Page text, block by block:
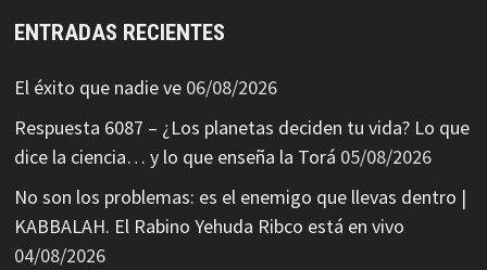
ENTRADAS RECIENTES
El éxito que nadie ve 06/08/2026
Respuesta 6087 – ¿Los planetas deciden tu vida? Lo que
dice la ciencia… y lo que enseña la Torá 05/08/2026
No son los problemas: es el enemigo que llevas dentro |
KABBALAH. El Rabino Yehuda Ribco está en vivo
04/08/2026